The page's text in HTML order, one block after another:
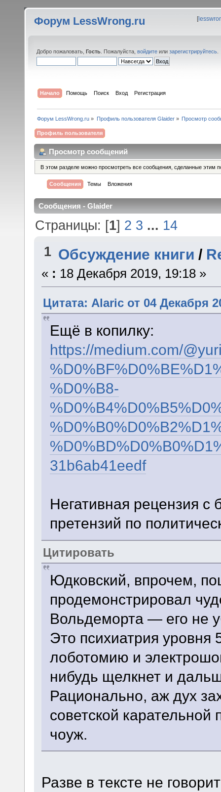
Форум LessWrong.ru [
Добро пожаловать, Гость . Пожалуйста, войдите или зарегистрируйтесь
Начало Помощь Поиск Вход Регистрация
Форум LessWrong.ru » Профиль пользователя Glaider» Просмотр
Профиль пользователя
Просмотр сообщений
В этом разделе можно просмотреть все сообщения, сделанные этим
Сообщения Темы Вложения
Сообщения - Glaider
Страницы: [1] 2 3 ... 14
1 Обсуждение книги /
« : 18 Декабря 2019, 19:18 »
Цитата: Alaric от 04 Декабря
Ещё в копилку:
https://medium.com/
%D0%B8-
31b6ab41eedf
Негативная рецензия
претензий по
Цитировать
Юдковский, впрочем,
продемонстрировал
Вольдеморта — его не
Это психиатрия уровня
лоботомию и
нибудь щелкнет и
Рационально, аж дух
советской карательной
чоуж.
Разве в тексте не